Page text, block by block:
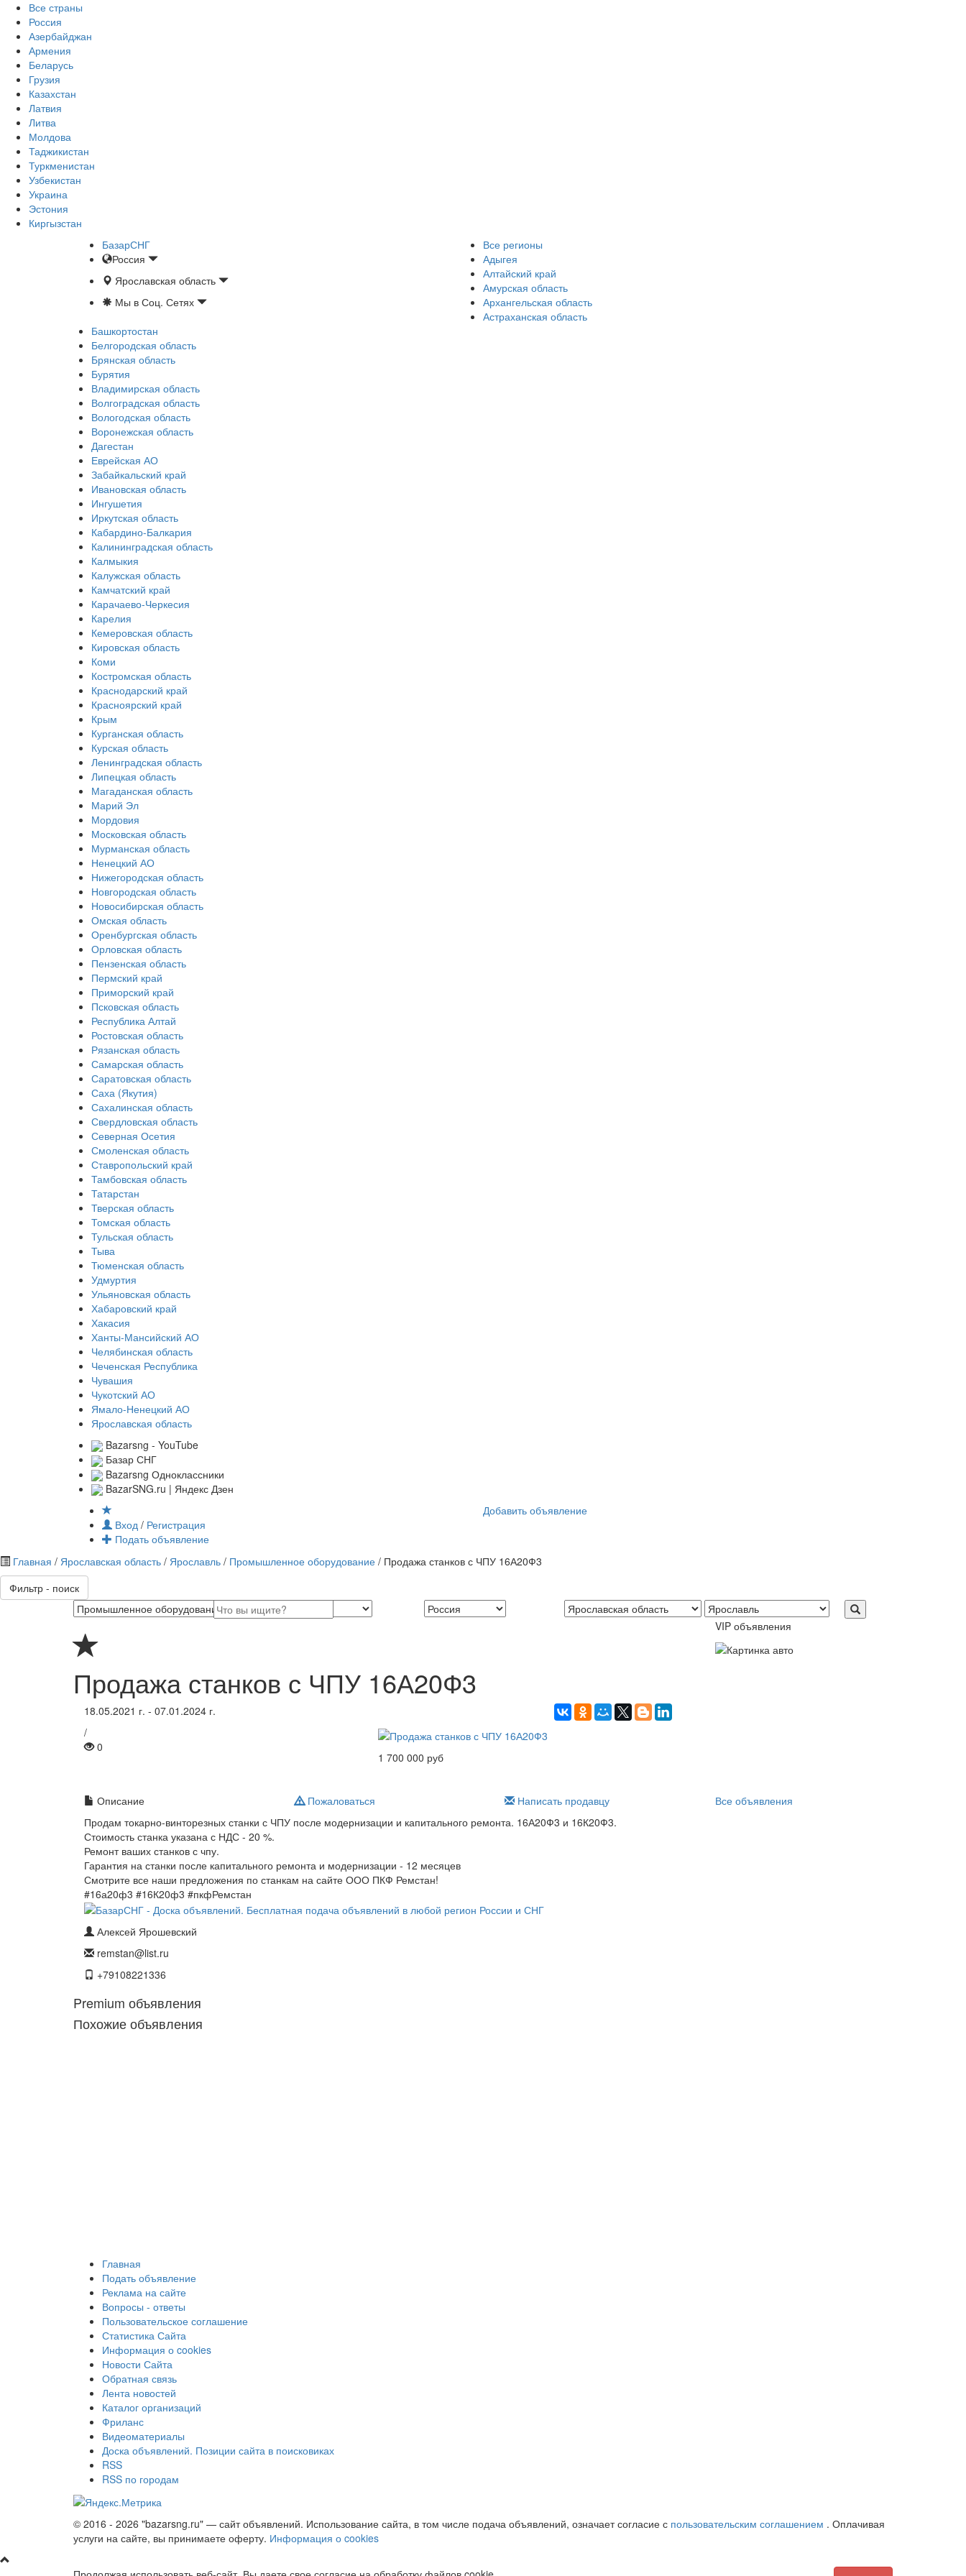
Все страны
Россия
Азербайджан
Армения
Беларусь
Грузия
Казахстан
Латвия
Литва
Молдова
Таджикистан
Туркменистан
Узбекистан
Украина
Эстония
Киргызстан
БазарСНГ
Россия
Ярославская область
Мы в Соц. Сетях
Все регионы
Адыгея
Алтайский край
Амурская область
Архангельская область
Астраханская область
Башкортостан
Белгородская область
Брянская область
Бурятия
Владимирская область
Волгоградская область
Вологодская область
Воронежская область
Дагестан
Еврейская АО
Забайкальский край
Ивановская область
Ингушетия
Иркутская область
Кабардино-Балкария
Калининградская область
Калмыкия
Калужская область
Камчатский край
Карачаево-Черкесия
Карелия
Кемеровская область
Кировская область
Коми
Костромская область
Краснодарский край
Красноярский край
Крым
Курганская область
Курская область
Ленинградская область
Липецкая область
Магаданская область
Марий Эл
Мордовия
Московская область
Мурманская область
Ненецкий АО
Нижегородская область
Новгородская область
Новосибирская область
Омская область
Оренбургская область
Орловская область
Пензенская область
Пермский край
Приморский край
Псковская область
Республика Алтай
Ростовская область
Рязанская область
Самарская область
Саратовская область
Саха (Якутия)
Сахалинская область
Свердловская область
Северная Осетия
Смоленская область
Ставропольский край
Тамбовская область
Татарстан
Тверская область
Томская область
Тульская область
Тыва
Тюменская область
Удмуртия
Ульяновская область
Хабаровский край
Хакасия
Ханты-Мансийский АО
Челябинская область
Чеченская Республика
Чувашия
Чукотский АО
Ямало-Ненецкий АО
Ярославская область
Bazarsng - YouTube
Базар СНГ
Bazarsng Одноклассники
BazarSNG.ru | Яндекс Дзен
Вход / Регистрация
Подать объявление
Добавить объявление
Главная / Ярославская область / Ярославль / Промышленное оборудование / Продажа станков с ЧПУ 16А20Ф3
Фильтр - поиск
Продажа станков с ЧПУ 16А20Ф3
18.05.2021 г. - 07.01.2024 г.
/
0
1 700 000 руб
Описание Пожаловаться Написать продавцу
Все объявления
Продам токарно-винторезных станки с ЧПУ после модернизации и капитального ремонта. 16А20Ф3 и 16К20Ф3.
Стоимость станка указана с НДС - 20 %.
Ремонт ваших станков с чпу.
Гарантия на станки после капитального ремонта и модернизации - 12 месяцев
Смотрите все наши предложения по станкам на сайте ООО ПКФ Ремстан!
#16а20ф3 #16К20ф3 #пкфРемстан
Алексей Ярошевский
remstan@list.ru
+79108221336
Premium объявления
Похожие объявления
VIP объявления
Главная
Подать объявление
Реклама на сайте
Вопросы - ответы
Пользовательское соглашение
Статистика Сайта
Информация о cookies
Новости Сайта
Обратная связь
Лента новостей
Каталог организаций
Фриланс
Видеоматериалы
Доска объявлений. Позиции сайта в поисковиках
RSS
RSS по городам
© 2016 - 2026 "bazarsng.ru" — сайт объявлений. Использование сайта, в том числе подача объявлений, означает согласие с пользовательским соглашением . Оплачивая
услуги на сайте, вы принимаете оферту. Информация о cookies